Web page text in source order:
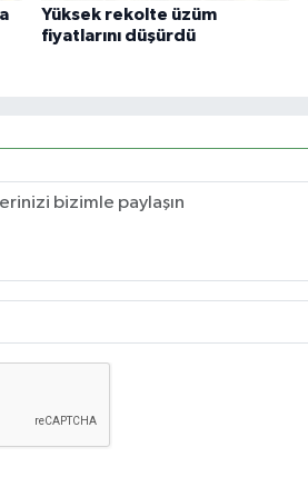
Yüksek rekolte üzüm
fiyatlarını düşürdü